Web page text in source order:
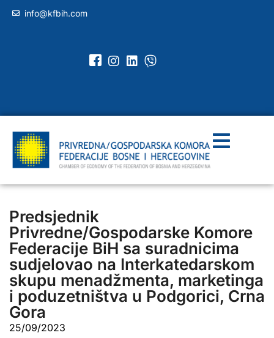
info@kfbih.com
Predsjednik
Privredne/Gospodarske Komore
Federacije BiH sa suradnicima
sudjelovao na Interkatedarskom
skupu menadžmenta, marketinga
i poduzetništva u Podgorici, Crna
Gora
25/09/2023